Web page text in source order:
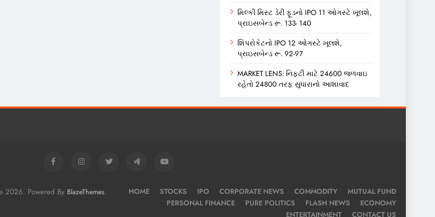
મિલ્કી મિસ્ટ ડેરી ફૂડનો IPO 11 ઓગસ્ટે ખૂલશે,
પ્રાઇસબેન્ડ રૂ. 133- 140
શિપરોકેટનો IPO 12 ઓગસ્ટે ખૂલશે,
પ્રાઇસબેન્ડ રૂ. 92-97
MARKET LENS: નિફ્ટી માટે 24600 જળવાઇ
રહેતો 24800 તરફ સુધારાનો આશાવાદ
2026. Powered By BlazeThemes. HOME STOCKS IPO CORPORATE NEWS COMMODITY
MUTUAL FUND
PERSONAL FINANCE
PURE POLITICS FLASH NEWS
ECONOMY
ENTERTAINMENT
CONTACT US